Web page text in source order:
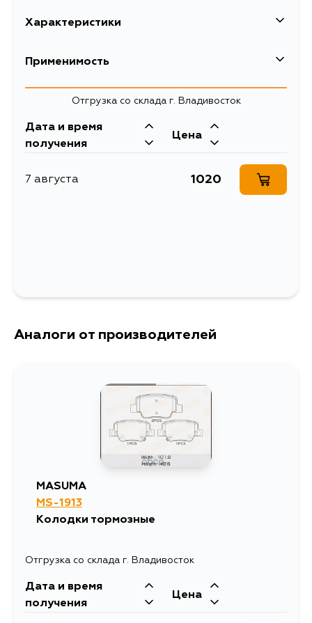
Характеристики
Описание
Применимость
Toyota
Кузов Двигатель
WAR20, ZGR20L, ZGR21L,
WAR20L, WAR20R
Отгрузка со склада г. Владивосток
Дата и время
получения
Цена
7 августа 1020
Аналоги от производителей
MASUMA
MS-1913
Колодки тормозные
Отгрузка со склада г. Владивосток
Дата и время
получения
Цена